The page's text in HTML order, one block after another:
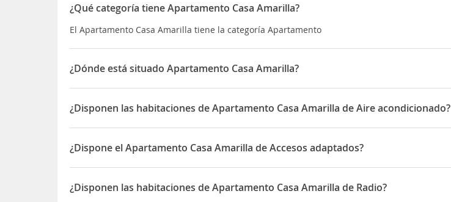
¿Qué categoría tiene Apartamento Casa Amarilla?
El Apartamento Casa Amarilla tiene la categoría Apartamento
¿Dónde está situado Apartamento Casa Amarilla?
El Apartamento Casa Amarilla está situado en Casa Amarilla Esterillos Centro Parrita
¿Disponen las habitaciones de Apartamento Casa Amarilla de Aire acondicionado?
Sí, las habitaciones del Apartamento Casa Amarilla disponen de Aire acondicionado
¿Dispone el Apartamento Casa Amarilla de Accesos adaptados?
Sí, el Apartamento Casa Amarilla dispone de Accesos adaptados
¿Disponen las habitaciones de Apartamento Casa Amarilla de Radio?